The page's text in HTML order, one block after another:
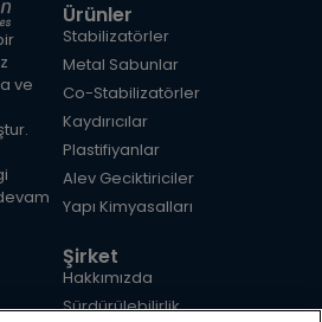
ve
Ürünler
Stabilizatörler
Metal Sabunlar
Co-Stabilizatörler
Kaydırıcılar
Plastifiyanlar
Alev Geciktiriciler
Yapı Kimyasalları
Şirket
Hakkımızda
Sürdürülebilirlik